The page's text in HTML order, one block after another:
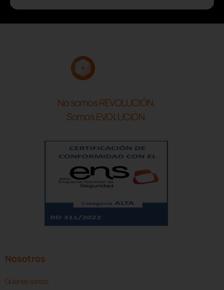
No somos REVOLUCIÓN.
Somos EVOLUCIÓN.
Nosotros
Quiénes somos